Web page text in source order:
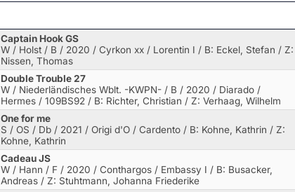
Captain Hook GS
W / Holst / B / 2020 / Cyrkon xx / Lorentin I / B: Eckel, Stefan / Z:
Nissen, Thomas
Double Trouble 27
W / Niederländisches Wblt. -KWPN- / B / 2020 / Diarado /
Hermes/ 109BS92 / B: Richter, Christian / Z: Verhaag, Wilhelm
One for me
S / OS / Db / 2021 / Origi d'O / Cardento/ B: Kohne, Kathrin / Z:
Kohne, Kathrin
Cadeau JS
W / Hann / F / 2020 / Conthargos / Embassy I / B: Busacker,
Andreas / Z: Stuhtmann, Johanna Friederike